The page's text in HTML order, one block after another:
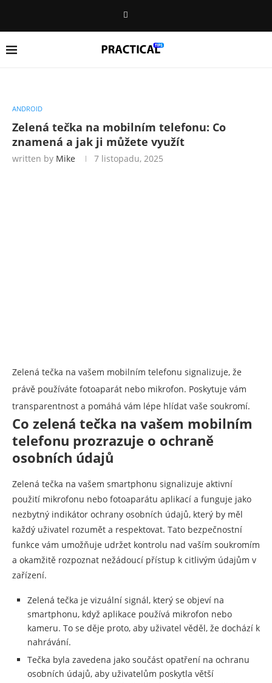
ANDROID
Zelená tečka na mobilním telefonu: Co
znamená a jak ji můžete využít
written by Mike 7 listopadu, 2025
Zelená tečka na vašem mobilním telefonu signalizuje, že
právě používáte fotoaparát nebo mikrofon. Poskytuje vám
transparentnost a pomáhá vám lépe hlídat vaše soukromí.
Co zelená tečka na vašem mobilním
telefonu prozrazuje o ochraně
osobních údajů
Zelená tečka na vašem smartphonu signalizuje aktivní
použití mikrofonu nebo fotoaparátu aplikací a funguje jako
nezbytný indikátor ochrany osobních údajů, který by měl
každý uživatel rozumět a respektovat. Tato bezpečnostní
funkce vám umožňuje udržet kontrolu nad vaším soukromím
a okamžitě rozpoznat nežádoucí přístup k citlivým údajům v
zařízení.
Zelená tečka je vizuální signál, který se objeví na
smartphonu, když aplikace používá mikrofon nebo
kameru. To se děje proto, aby uživatel věděl, že dochází k
nahrávání.
Tečka byla zavedena jako součást opatření na ochranu
osobních údajů, aby uživatelům poskytla větší